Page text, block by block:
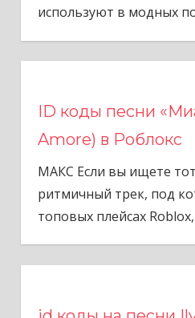
используют в модных
ID коды песни
Amore) в Роблокс
МАКС Если вы ищете
ритмичный трек, под
топовых плейсах